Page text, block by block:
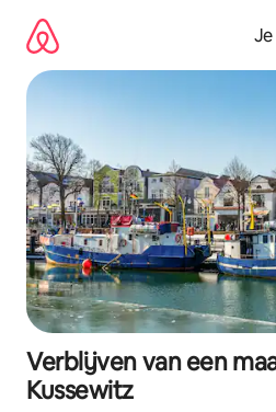
direct
naar
inhoud
Verblijven van een
Kussewitz